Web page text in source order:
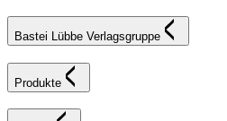
Bastei Lübbe Verlagsgruppe
Produkte